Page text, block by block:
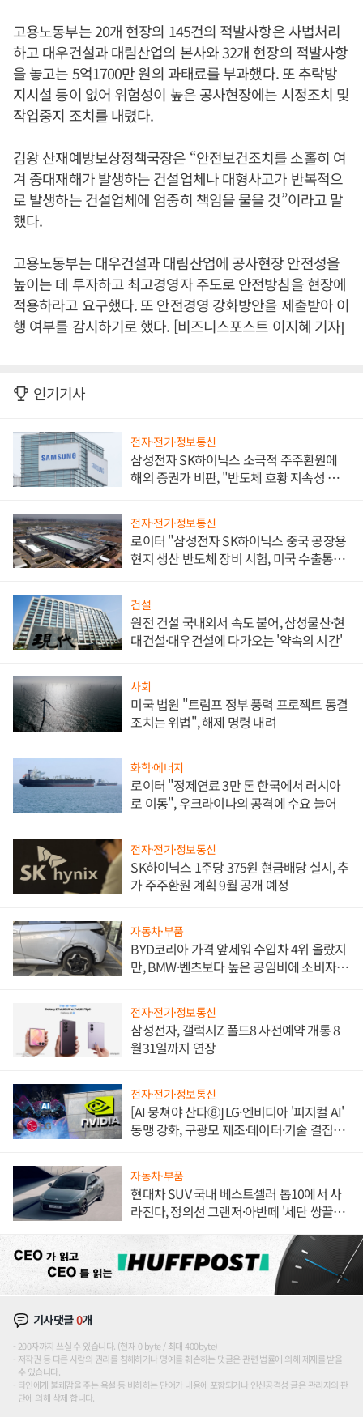
고용노동부는 20개 현장의 145건의 적발사항은 사법처리
하고 대우건설과 대림산업의 본사와 32개 현장의 적발사항
을 놓고는 5억1700만 원의 과태료를 부과했다. 또 추락방
지시설 등이 없어 위험성이 높은 공사현장에는 시정조치 및
작업중지 조치를 내렸다.
김왕 산재예방보상정책국장은 “안전보건조치를 소홀히 여
겨 중대재해가 발생하는 건설업체나 대형사고가 반복적으
로 발생하는 건설업체에 엄중히 책임을 물을 것”이라고 말
했다.
고용노동부는 대우건설과 대림산업에 공사현장 안전성을
높이는 데 투자하고 최고경영자 주도로 안전방침을 현장에
적용하라고 요구했다. 또 안전경영 강화방안을 제출받아 이
행 여부를 감시하기로 했다. [비즈니스포스트 이지혜 기자]
인기기사
전자·전기·정보통신
삼성전자 SK하이닉스 소극적 주주환원에
해외 증권가 비판, "반도체 호황 지속성 의
전자·전기·정보통신
로이터 "삼성전자 SK하이닉스 중국 공장용
현지 생산 반도체 장비 시험, 미국 수출통제
건설
원전 건설 국내외서 속도 붙어, 삼성물산·현
대건설·대우건설에 다가오는 '약속의 시간'
사회
미국 법원 "트럼프 정부 풍력 프로젝트 동결
조치는 위법", 해제 명령 내려
화학·에너지
로이터 "정제연료 3만 톤 한국에서 러시아
로 이동", 우크라이나의 공격에 수요 늘어
전자·전기·정보통신
SK하이닉스 1주당 375원 현금배당 실시, 추
가 주주환원 계획 9월 공개 예정
자동차·부품
BYD코리아 가격 앞세워 수입차 4위 올랐지
만, BMW·벤츠보다 높은 공임비에 소비자
전자·전기·정보통신
삼성전자, 갤럭시Z 폴드8 사전예약 개통 8
월31일까지 연장
전자·전기·정보통신
[AI 뭉쳐야 산다⑧] LG·엔비디아 '피지컬 AI'
동맹 강화, 구광모 제조·데이터·기술 결집
자동차·부품
현대차 SUV 국내 베스트셀러 톱10에서 사
라진다, 정의선 그랜저·아반떼 '세단 쌍끌
기사댓글0개
200자까지 쓰실 수 있습니다. (현재 0 byte / 최대 400byte)
저작권 등 다른 사람의 권리를 침해하거나 명예를 훼손하는 댓글은 관련 법률에 의해 제재를 받을
수 있습니다.
타인에게 불쾌감을 주는 욕설 등 비하하는 단어가 내용에 포함되거나 인신공격성 글은 관리자의 판
단에 의해 삭제 합니다.